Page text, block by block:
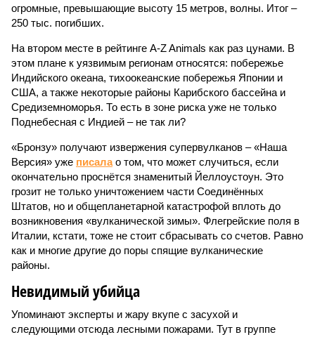
огромные, превышающие высоту 15 метров, волны. Итог –
250 тыс. погибших.
На втором месте в рейтинге A-Z Animals как раз цунами. В
этом плане к уязвимым регионам относятся: побережье
Индийского океана, тихо­океанские побережья Японии и
США, а также некоторые районы Карибского бассейна и
Средиземноморья. То есть в зоне риска уже не только
Поднебесная с Индией – не так ли?
«Бронзу» получают извержения супервулканов – «Наша
Версия» уже писалао том, что может случиться, если
окончательно проснётся знаменитый Йеллоустоун. Это
грозит не только уничтожением части Соединённых
Штатов, но и общепланетарной катастрофой вплоть до
возникновения «вулканической зимы». Флегрейские поля в
Италии, кстати, тоже не стоит сбрасывать со счетов. Равно
как и многие другие до поры спящие вулканические
районы.
Невидимый убийца
Упоминают эксперты и жару вкупе с засухой и
следующими отсюда лесными пожарами. Тут в группе